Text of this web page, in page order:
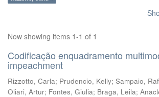
Now showing items 1-1 of 1
Codificação enquadramento
impeachment
Rizzotto, Carla; Prudencio, Kelly; Sampaio,
Oliari, Artur; Fontes, Giulia; Braga, Leila;